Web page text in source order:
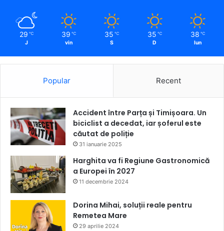
29 ℃
J
39 ℃
vin
35 ℃
S
35 ℃
D
38 ℃
lun
Popular Recent
Accident între Parța și Timișoara. Un
biciclist a decedat, iar șoferul este
căutat de poliție
31 ianuarie 2025
Harghita va fi Regiune Gastronomică
a Europei în 2027
11 decembrie 2024
Dorina Mihai, soluții reale pentru
Remetea Mare
29 aprilie 2024